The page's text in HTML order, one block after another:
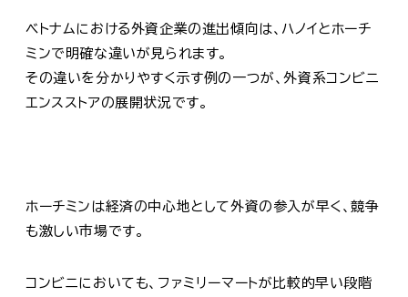
ベトナムにおける外資企業の進出傾向は、ハノイとホーチ
ミンで明確な違いが見られます。
その違いを分かりやすく示す例の一つが、外資系コンビニ
エンスストアの展開状況です。
ホーチミンは経済の中心地として外資の参入が早く、競争
も激しい市場です。
コンビニにおいても、ファミリーマートが比較的早い段階